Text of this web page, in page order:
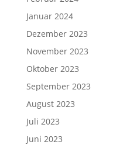
Januar 2024
Dezember 2023
November 2023
Oktober 2023
September 2023
August 2023
Juli 2023
Juni 2023